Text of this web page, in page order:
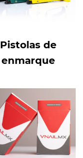
Pistolas de
enmarque